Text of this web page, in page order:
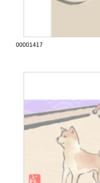
00001417